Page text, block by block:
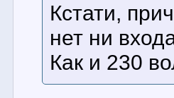
Кстати,
нет ни
Как и 230